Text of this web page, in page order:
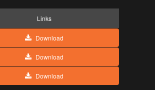
Links
Download
Download
Download